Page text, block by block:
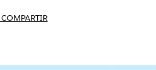
COMPARTIR